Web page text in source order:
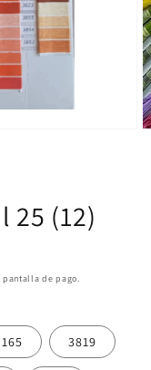
25 (12)
de pago.
165 3819